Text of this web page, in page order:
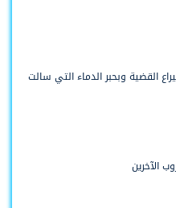
القضية وبحبر الدماء التي سالت
الآخرين